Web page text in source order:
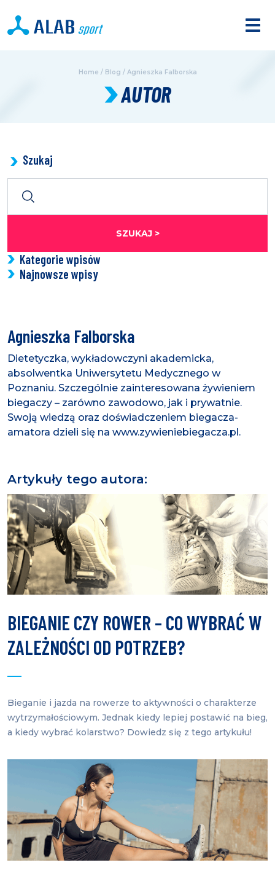
Home / Blog / Agnieszka Falborska
AUTOR
Szukaj
SZUKAJ >
Kategorie wpisów
Najnowsze wpisy
Agnieszka Falborska
Dietetyczka, wykładowczyni akademicka,
absolwentka Uniwersytetu Medycznego w
Poznaniu. Szczególnie zainteresowana żywieniem
biegaczy – zarówno zawodowo, jak i prywatnie.
Swoją wiedzą oraz doświadczeniem biegacza-
amatora dzieli się na www.zywieniebiegacza.pl.
Artykuły tego autora:
BIEGANIE CZY ROWER – CO WYBRAĆ W
ZALEŻNOŚCI OD POTRZEB?
Bieganie i jazda na rowerze to aktywności o charakterze
wytrzymałościowym. Jednak kiedy lepiej postawić na bieg,
a kiedy wybrać kolarstwo? Dowiedz się z tego artykułu!